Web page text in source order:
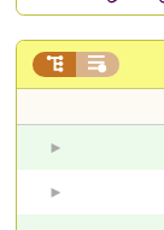
 